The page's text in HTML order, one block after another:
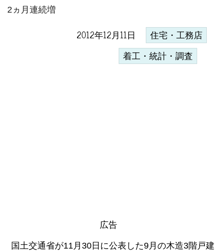
2ヵ月連続増
2012年12月11日 住宅・工務店
着工・統計・調査
広告
国土交通省が11月30日に公表した9月の木造3階戸建